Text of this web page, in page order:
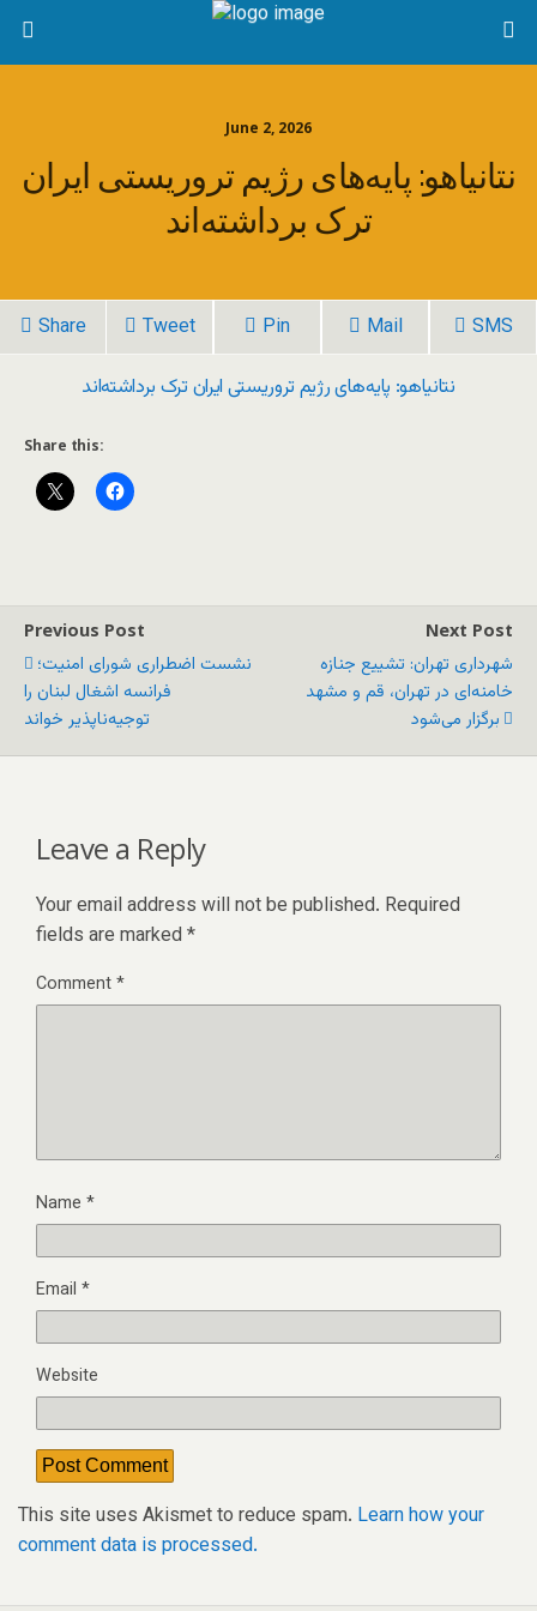
June 2, 2026
نتانیاهو: پایه‌های رژیم تروریستی ایران
ترک برداشته‌اند
Share Tweet Pin Mail
SMS
نتانیاهو: پایه‌های رژیم تروریستی ایران ترک برداشته‌اند
Share this:
Previous Post
نشست اضطراری شورای امنیت؛
فرانسه اشغال لبنان را
توجیه‌ناپذیر خواند
Next Post
شهرداری تهران: تشییع جنازه
خامنه‌ای در تهران، قم و مشهد
برگزار می‌شود
Leave a Reply
Your email address will not be published. Required
fields are marked *
Comment*
Name *
Email *
Website
This site uses Akismet to reduce spam. Learn how your
comment data is processed.